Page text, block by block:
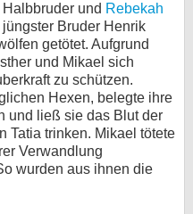
und Rebekah
Bruder Henrik
getötet. Aufgrund
und Mikael sich
zu schützen.
Hexen, belegte ihre
und ließ sie das Blut der
Tatia trinken. Mikael tötete
Verwandlung
wurden aus ihnen die